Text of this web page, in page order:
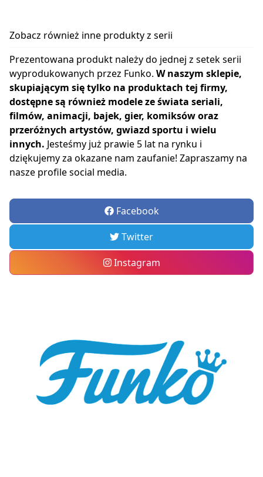
Zobacz również inne produkty z serii
Prezentowana produkt należy do jednej z setek serii
wyprodukowanych przez Funko. W naszym sklepie,
skupiającym się tylko na produktach tej firmy,
dostępne są również modele ze świata seriali,
filmów, animacji, bajek, gier, komiksów oraz
przeróżnych artystów, gwiazd sportu i wielu
innych. Jesteśmy już prawie 5 lat na rynku i
dziękujemy za okazane nam zaufanie! Zapraszamy na
nasze profile social media.
Facebook
Twitter
Instagram